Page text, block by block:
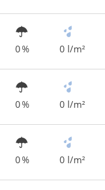
0 % 0 l/m²
0 % 0 l/m²
0 % 0 l/m²